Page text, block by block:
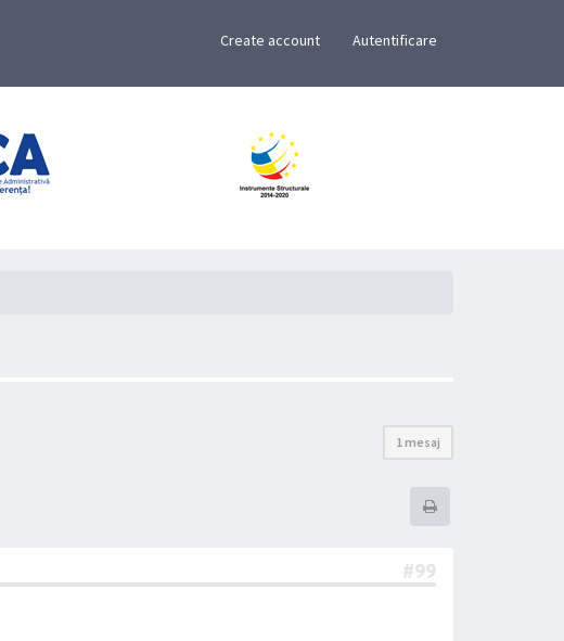
Create account Autentificare
1 mesaj
#99